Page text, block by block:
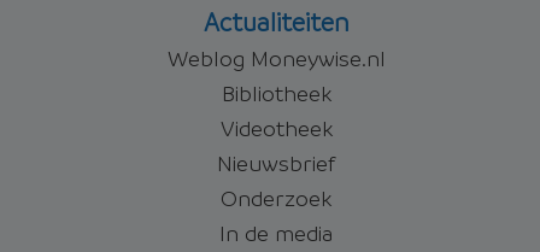
Actualiteiten
Weblog Moneywise.nl
Bibliotheek
Videotheek
Nieuwsbrief
Onderzoek
In de media